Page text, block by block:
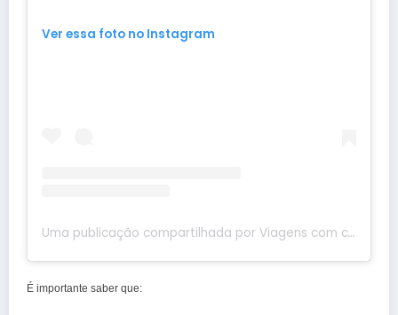
Ver essa foto no Instagram
Uma publicação compartilhada por Viagens com crianças
É importante saber que: